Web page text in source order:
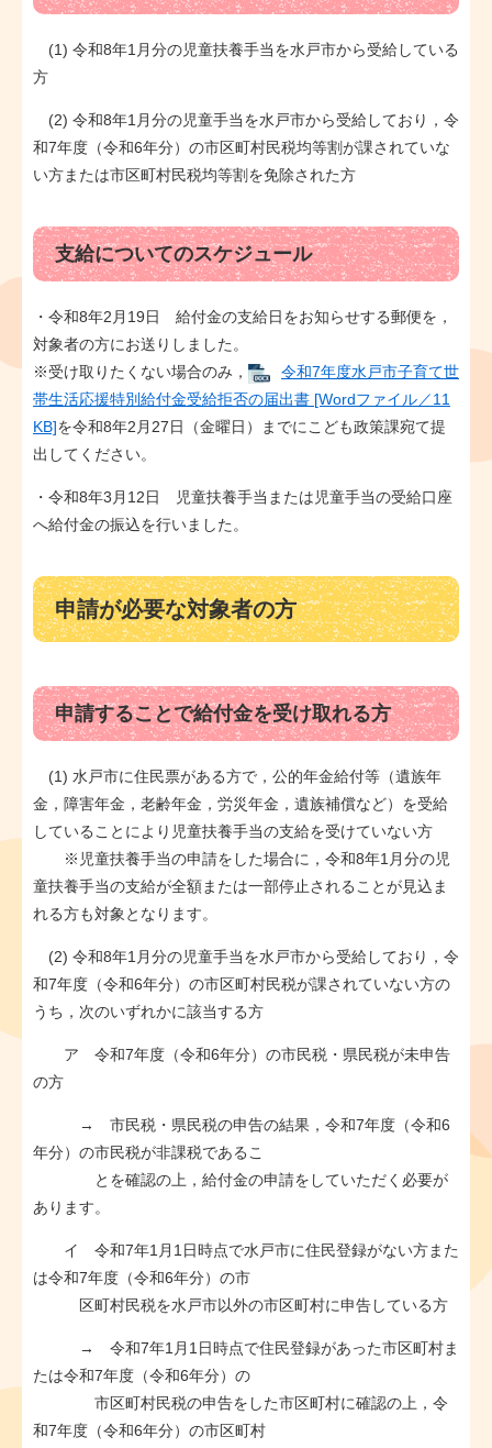
(1) 令和8年1月分の児童扶養手当を水戸市から受給している
方
(2) 令和8年1月分の児童手当を水戸市から受給しており，令
和7年度（令和6年分）の市区町村民税均等割が課されていな
い方または市区町村民税均等割を免除された方
支給についてのスケジュール
・令和8年2月19日 給付金の支給日をお知らせする郵便を，
対象者の方にお送りしました。
※受け取りたくない場合のみ，
令和7年度水戸市子育て世
帯生活応援特別給付金受給拒否の届出書 [Wordファイル／11
KB]を令和8年2月27日（金曜日）までにこども政策課宛て提
出してください。
・令和8年3月12日 児童扶養手当または児童手当の受給口座
へ給付金の振込を行いました。
申請が必要な対象者の方
申請することで給付金を受け取れる方
(1) 水戸市に住民票がある方で，公的年金給付等（遺族年
金，障害年金，老齢年金，労災年金，遺族補償など）を受給
していることにより児童扶養手当の支給を受けていない方
※児童扶養手当の申請をした場合に，令和8年1月分の児
童扶養手当の支給が全額または一部停止されることが見込ま
れる方も対象となります。
(2) 令和8年1月分の児童手当を水戸市から受給しており，令
和7年度（令和6年分）の市区町村民税が課されていない方の
うち，次のいずれかに該当する方
ア 令和7年度（令和6年分）の市民税・県民税が未申告
の方
→ 市民税・県民税の申告の結果，令和7年度（令和6
年分）の市民税が非課税であるこ
とを確認の上，給付金の申請をしていただく必要が
あります。
イ 令和7年1月1日時点で水戸市に住民登録がない方また
は令和7年度（令和6年分）の市
区町村民税を水戸市以外の市区町村に申告している方
→ 令和7年1月1日時点で住民登録があった市区町村ま
たは令和7年度（令和6年分）の
市区町村民税の申告をした市区町村に確認の上，令
和7年度（令和6年分）の市区町村